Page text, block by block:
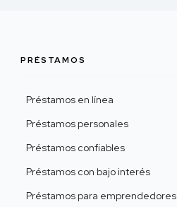
PRÉSTAMOS
Préstamos en línea
Préstamos personales
Préstamos confiables
Préstamos con bajo interés
Préstamos para emprendedores